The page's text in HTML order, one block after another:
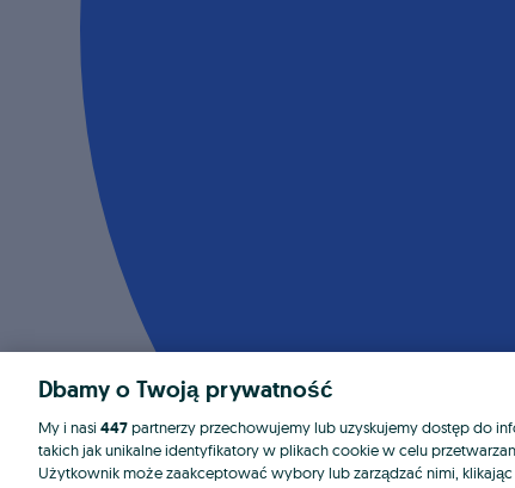
Dbamy o Twoją prywatność
My i nasi 447partnerzy przechowujemy lub uzyskujemy dostęp do
takich jak unikalne identyfikatory w plikach cookie w celu
Użytkownik może zaakceptować wybory lub zarządzać nimi,